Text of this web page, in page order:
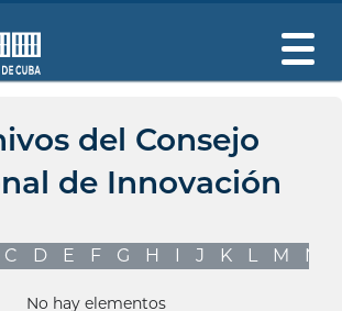
del Consejo
de Innovación
C D E F G H I J K L M N
No hay elementos